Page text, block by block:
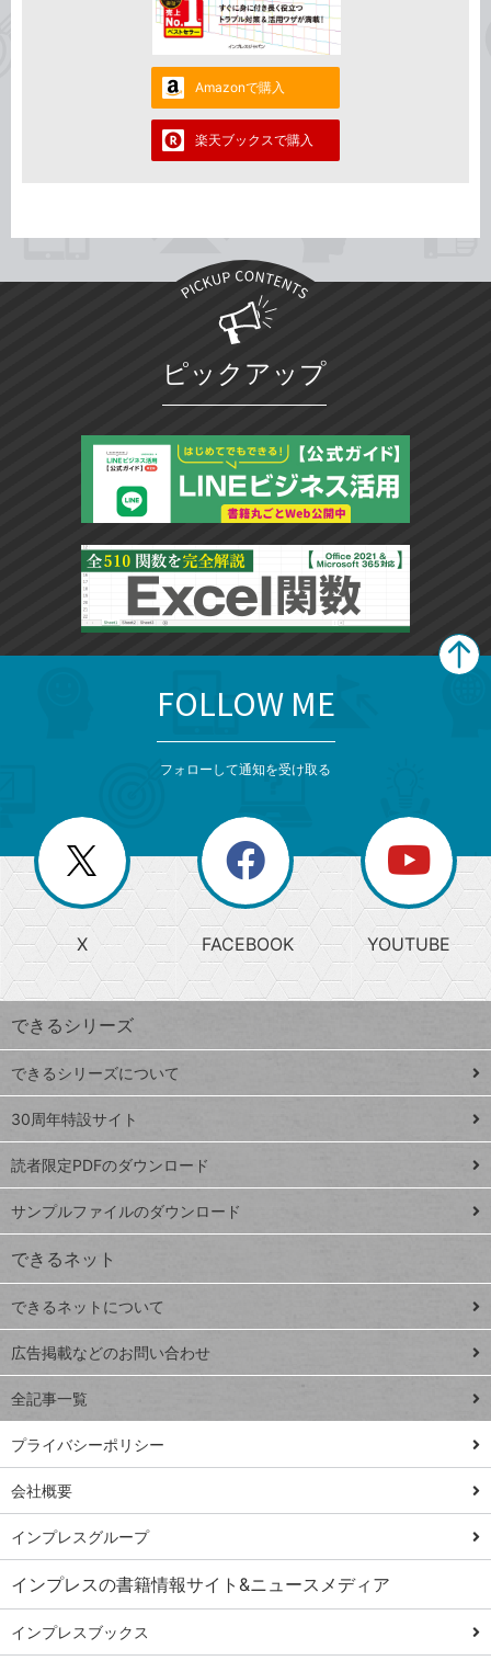
Amazonで購入
楽天ブックスで購入
ピックアップ
じ
る
search
検
索
上
昇
ワ
ー
ド
Google
スプレ
ッドシ
ート
iPhone
VLOOKUP
close
閉じ
る
閉
じ
る
ー
か
ら
探
す
ト
ッ
プ
ペ
ジ
連載
Excel Q&A
トイアンナ流仕
事術
ではじめる業務
の完全自動化
AI議事録作成術
Windows 11
Q&A
Teams踏み込み
活用術
Excel講師の仕事
FOLLOW ME
フォローして通知を受け取る
X FACEBOOK YOUTUBE
できるシリーズ
できるシリーズについて
30周年特設サイト
読者限定PDFのダウンロード
サンプルファイルのダウンロード
できるネット
できるネットについて
広告掲載などのお問い合わせ
全記事一覧
プライバシーポリシー
会社概要
インプレスグループ
インプレスの書籍情報サイト&ニュースメディア
インプレスブックス